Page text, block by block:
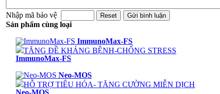
Nhập mã bảo vệ
Sản phẩm cùng loại
ImmunoMax-FS
TĂNG ĐỀ KHÁNG BỆNH-CHỐNG STRESS
ImmunoMax-FS
Neo-MOS
HỖ TRỢ TIÊU HÓA- TĂNG CƯỜNG MIỄN DỊCH
Neo-MOS